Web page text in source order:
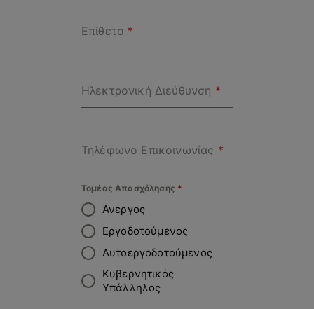
Επίθετο *
Ηλεκτρονική Διεύθυνση *
Τηλέφωνο Επικοινωνίας *
Τομέας Απασχόλησης *
Άνεργος
Εργοδοτούμενος
Αυτοεργοδοτούμενος
Κυβερνητικός
Υπάλληλος